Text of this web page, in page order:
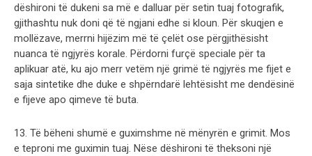
dëshironi të dukeni sa më e dalluar për setin tuaj fotografik,
gjithashtu nuk doni që të ngjani edhe si kloun. Për skuqjen e
mollëzave, merrni hijëzim më të çelët ose përgjithësisht
nuanca të ngjyrës korale. Përdorni furçë speciale për ta
aplikuar atë, ku ajo merr vetëm një grimë të ngjyrës me fijet e
saja sintetike dhe duke e shpërndarë lehtësisht me dendësinë
e fijeve apo qimeve të buta.
13. Të bëheni shumë e guximshme në mënyrën e grimit. Mos
e teproni me guximin tuaj. Nëse dëshironi të theksoni një